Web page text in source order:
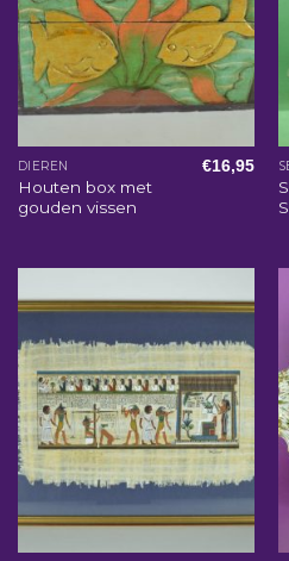
DIEREN
Houten box met
gouden vissen
€16,95